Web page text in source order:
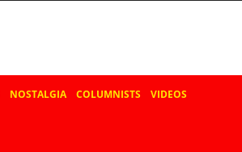
NOSTALGIA COLUMNISTS VIDEOS